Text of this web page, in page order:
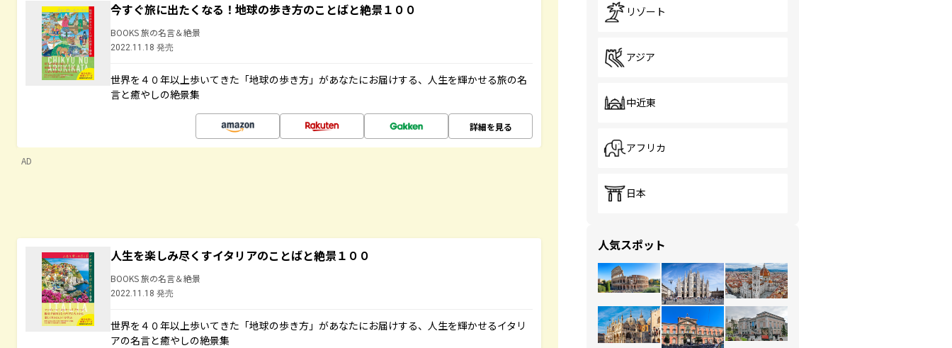
今すぐ旅に出たくなる！地球の歩き方のことばと絶景１００
BOOKS 旅の名言＆絶景
2022.11.18 発売
世界を４０年以上歩いてきた「地球の歩き方」があなたにお届けする、人生を輝かせる旅の名
言と癒やしの絶景集
詳細を見る
AD
人生を楽しみ尽くすイタリアのことばと絶景１００
BOOKS 旅の名言＆絶景
2022.11.18 発売
世界を４０年以上歩いてきた「地球の歩き方」があなたにお届けする、人生を輝かせるイタリ
アの名言と癒やしの絶景集
リゾート
アジア
中近東
アフリカ
日本
人気スポット